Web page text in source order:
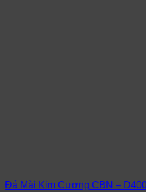
Đá Mài Kim Cương CBN –